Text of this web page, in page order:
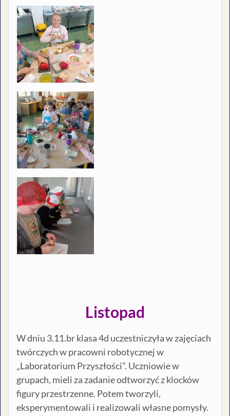
Listopad
W dniu 3.11.br klasa 4d uczestniczyła w zajęciach
twórczych w pracowni robotycznej w
„Laboratorium Przyszłości”. Uczniowie w
grupach, mieli za zadanie odtworzyć z klocków
figury przestrzenne. Potem tworzyli,
eksperymentowali i realizowali własne pomysły.